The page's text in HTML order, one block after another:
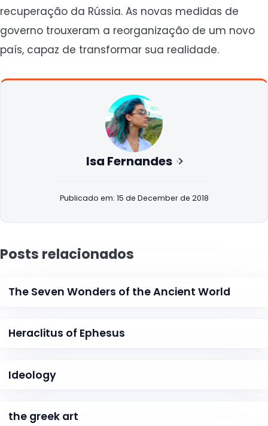
recuperação da Rússia. As novas medidas de
governo trouxeram a reorganização de um novo
país, capaz de transformar sua realidade.
Isa Fernandes
Publicado em: 15 de December de 2018
Posts relacionados
The Seven Wonders of the Ancient World
Heraclitus of Ephesus
Ideology
the greek art